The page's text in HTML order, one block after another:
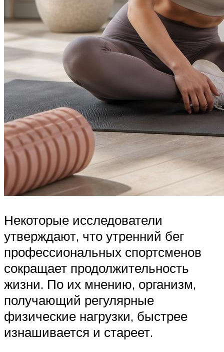
Некоторые исследователи
утверждают, что утренний бег
профессиональных спортсменов
сокращает продолжительность
жизни. По их мнению, организм,
получающий регулярные
физические нагрузки, быстрее
изнашивается и стареет.